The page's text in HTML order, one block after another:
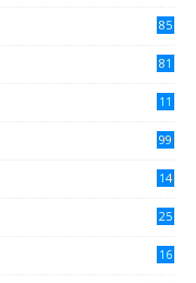
85
81
11
99
14
25
16